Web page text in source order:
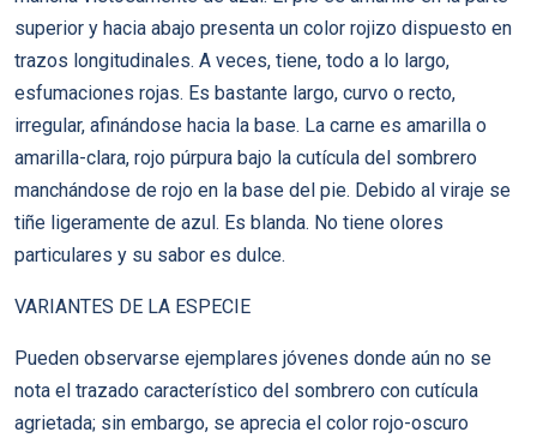
superior y hacia abajo presenta un color rojizo dispuesto en
trazos longitudinales. A veces, tiene, todo a lo largo,
esfumaciones rojas. Es bastante largo, curvo o recto,
irregular, afinándose hacia la base. La carne es amarilla o
amarilla-clara, rojo púrpura bajo la cutícula del sombrero
manchándose de rojo en la base del pie. Debido al viraje se
tiñe ligeramente de azul. Es blanda. No tiene olores
particulares y su sabor es dulce.
VARIANTES DE LA ESPECIE
Pueden observarse ejemplares jóvenes donde aún no se
nota el trazado característico del sombrero con cutícula
agrietada; sin embargo, se aprecia el color rojo-oscuro